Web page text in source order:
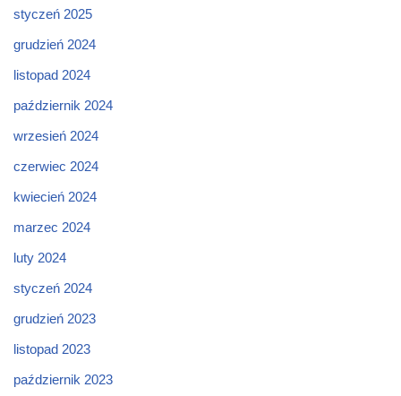
styczeń 2025
grudzień 2024
listopad 2024
październik 2024
wrzesień 2024
czerwiec 2024
kwiecień 2024
marzec 2024
luty 2024
styczeń 2024
grudzień 2023
listopad 2023
październik 2023